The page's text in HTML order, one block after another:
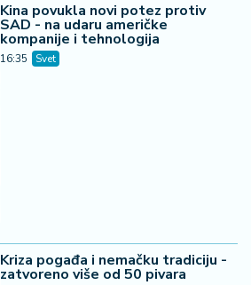
Kina povukla novi potez protiv
SAD - na udaru američke
kompanije i tehnologija
16:35 Svet
Kriza pogađa i nemačku tradiciju -
zatvoreno više od 50 pivara